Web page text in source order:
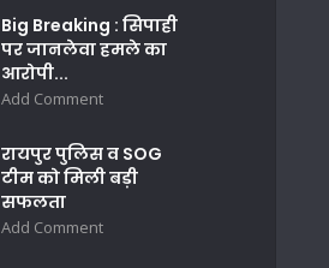
Big Breaking : सिपाही
पर जानलेवा हमले का
आरोपी...
Add Comment
रायपुर पुलिस व SOG
टीम को मिली बड़ी
सफलता
Add Comment